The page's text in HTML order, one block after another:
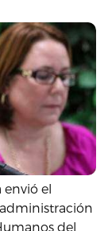
envió el
del